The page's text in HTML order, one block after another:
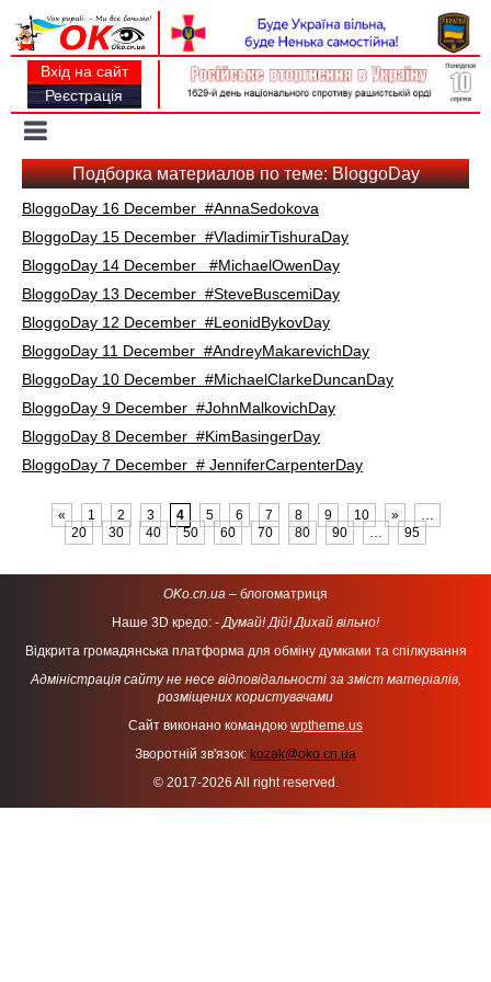
Вхід на сайт
Реєстрація
navigationПодборка материалов по теме: BloggoDay
BloggoDay 16 December #AnnaSedokova
BloggoDay 15 December #VladimirTishuraDay
BloggoDay 14 December #MichaelOwenDay
BloggoDay 13 December #SteveBuscemiDay
BloggoDay 12 December #LeonidBykovDay
BloggoDay 11 December #AndreyMakarevichDay
BloggoDay 10 December #MichaelClarkeDuncanDay
BloggoDay 9 December #JohnMalkovichDay
BloggoDay 8 December #KimBasingerDay
BloggoDay 7 December # JenniferCarpenterDay
« 1 2 3 4 5 6 7 8 9 10 »
…
20
30 40 50 60 70 80 90 … 95
OKo.cn.ua – блогоматриця
Наше 3D кредо: -Думай! Дій! Дихай вільно!
Відкрита громадянська платформа для обміну думками та спілкування
Адміністрація сайту не несе відповідальності за зміст матеріалів,
розміщених користувачами
Сайт виконано командою wptheme.us
Зворотній зв'язок: kozak@oko.cn.ua
© 2017-2026 All right reserved.